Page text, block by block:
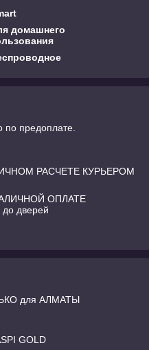
домашнего
по предоплате.
РАСЧЕТЕ КУРЬЕРОМ
ОПЛАТЕ
дверей
для АЛМАТЫ
GOLD